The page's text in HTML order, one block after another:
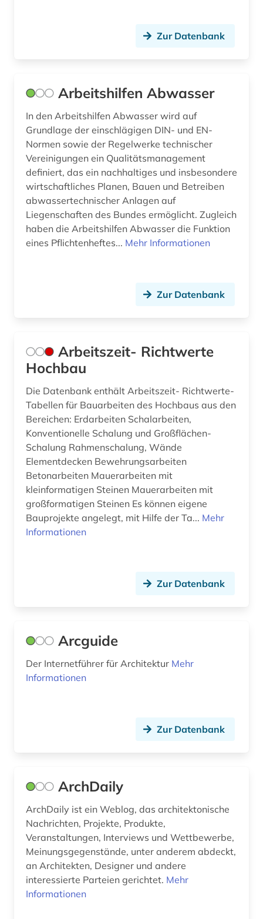
debatte (1)
dehio, georg | kunsthistoriker; hochschullehrer;
historiker; maler; zeichner (1)
dehio-handbuch (1)
denkmal (4)
denkmalamt (1)
designerin (1)
deutsch (6)
deutsche bahn ag (1)
deutschland (22)
deutschland (ddr) (1)
italienischen architekten (1)
diebstahlsicherung (1)
digitalisierung (1)
din 1045 (1)
diplomarbeit (1)
discovery system (1)
dissertation (1)
dokument (1)
Zur Datenbank
Arbeitshilfen Abwasser
In den Arbeitshilfen Abwasser wird auf
Grundlage der einschlägigen DIN- und EN-
Normen sowie der Regelwerke technischer
Vereinigungen ein Qualitätsmanagement
definiert, das ein nachhaltiges und insbesondere
wirtschaftliches Planen, Bauen und Betreiben
abwassertechnischer Anlagen auf
Liegenschaften des Bundes ermöglicht. Zugleich
haben die Arbeitshilfen Abwasser die Funktion
eines Pflichtenheftes... Mehr Informationen
Zur Datenbank
Arbeitszeit- Richtwerte
Hochbau
Die Datenbank enthält Arbeitszeit- Richtwerte-
Tabellen für Bauarbeiten des Hochbaus aus den
Bereichen: Erdarbeiten Schalarbeiten,
Konventionelle Schalung und Großflächen-
Schalung Rahmenschalung, Wände
Elementdecken Bewehrungsarbeiten
Betonarbeiten Mauerarbeiten mit
kleinformatigen Steinen Mauerarbeiten mit
großformatigen Steinen Es können eigene
Bauprojekte angelegt, mit Hilfe der Ta... Mehr
Informationen
Zur Datenbank
Arcguide
Der Internetführer für Architektur Mehr
Informationen
Zur Datenbank
ArchDaily
ArchDaily ist ein Weblog, das architektonische
Nachrichten, Projekte, Produkte,
Veranstaltungen, Interviews und Wettbewerbe,
Meinungsgegenstände, unter anderem abdeckt,
an Architekten, Designer und andere
interessierte Parteien gerichtet. Mehr
Informationen